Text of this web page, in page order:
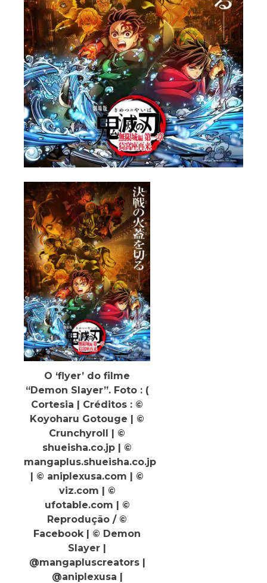
O ‘flyer’ do filme
“Demon Slayer”. Foto : (
Cortesia | Créditos : ©
Koyoharu Gotouge | ©
Crunchyroll | ©
shueisha.co.jp | ©
mangaplus.shueisha.co.jp
| © aniplexusa.com | ©
viz.com | ©
ufotable.com | ©
Reprodução / ©
Facebook | © Demon
Slayer |
@mangapluscreators |
@aniplexusa |